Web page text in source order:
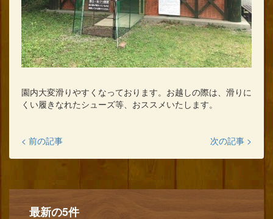
園内大変滑りやすくなっております。お越しの際は、滑りに
くい履きなれたシューズ等、おススメいたします。
< 前の記事 次の記事 >
最新の5件